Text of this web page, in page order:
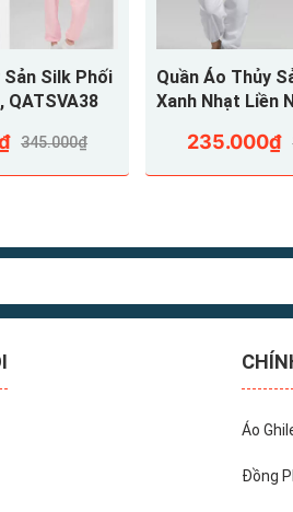
Sản Silk Phối
QATSVA38
345.000₫
Quần Áo Thủy
Xanh Nhạt Liền
235.000₫
Áo
Đồng